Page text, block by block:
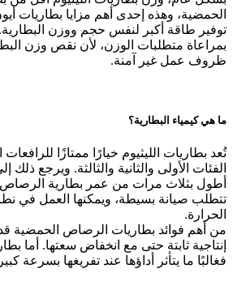
الحمضية، وهذه إحدى أهم مزايا بطاريات
توفير طاقة أكبر لنفس حجم ووزن
بمراعاة متطلبات الوزن، لأن نقص وزن
ظروف عمل غير آمنة.
ما هي كيمياء البطارية؟
تُعد بطاريات الليثيوم خيارًا ممتازًا
الفئات الأولى والثانية والثالثة. ويرجع
أطول بثلاث مرات من عمر بطارية الرصاص
تتطلب صيانة بسيطة، ويمكنها العمل في
الحرارة.
من أهم فوائد بطاريات الرصاص الحمضية
إنتاجية ثابتة حتى مع انخفاض سعتها. أما
فغالبًا ما يتأثر أداؤها عند تفريغها بسرعة